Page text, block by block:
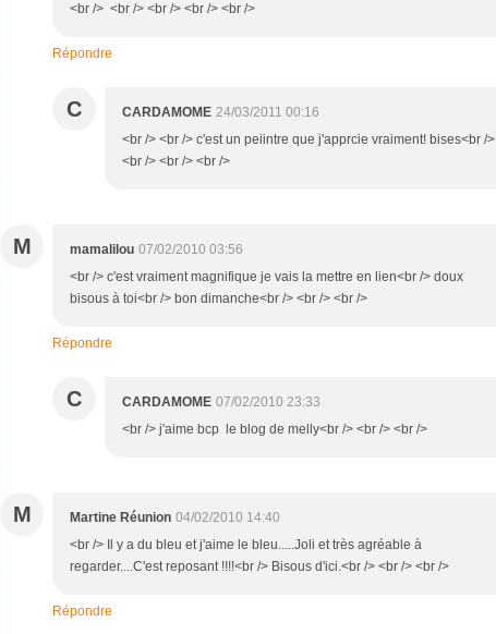
<br /> <br /> <br /> <br /> <br />
Répondre
C CARDAMOME 24/03/2011 00:16
<br /> <br /> c'est un peiintre que j'apprcie vraiment! bises<br />
<br /> <br /> <br />
M mamalilou 07/02/2010 03:56
<br /> c'est vraiment magnifique je vais la mettre en lien<br /> doux
bisous à toi<br /> bon dimanche<br /> <br /> <br />
Répondre
C CARDAMOME 07/02/2010 23:33
<br /> j'aime bcp le blog de melly<br /> <br /> <br />
M Martine Réunion 04/02/2010 14:40
<br /> Il y a du bleu et j'aime le bleu.....Joli et très agréable à
regarder....C'est reposant !!!!<br /> Bisous d'ici.<br /> <br /> <br />
Répondre